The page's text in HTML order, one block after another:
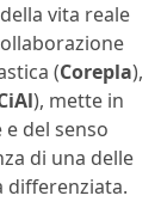
vita reale
(Corepla),
), mette in
e del senso
di una delle
differenziata.